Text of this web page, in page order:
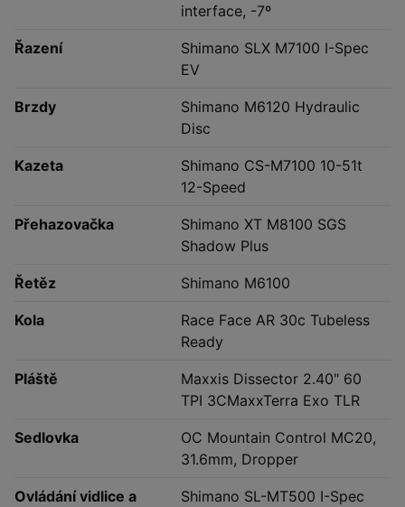
interface, -7º
Řazení
Shimano SLX M7100 I-Spec
EV
Brzdy
Shimano M6120 Hydraulic
Disc
Kazeta
Shimano CS-M7100 10-51t
12-Speed
Přehazovačka
Shimano XT M8100 SGS
Shadow Plus
Řetěz Shimano M6100
Kola
Race Face AR 30c Tubeless
Ready
Pláště
Maxxis Dissector 2.40" 60
TPI 3CMaxxTerra Exo TLR
Sedlovka
OC Mountain Control MC20,
31.6mm, Dropper
Ovládání vidlice a
Shimano SL-MT500 I-Spec